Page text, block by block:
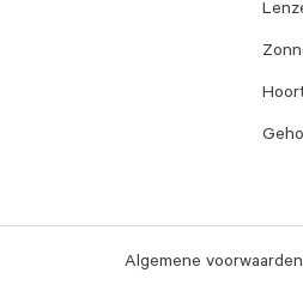
Algemene voorwaarden